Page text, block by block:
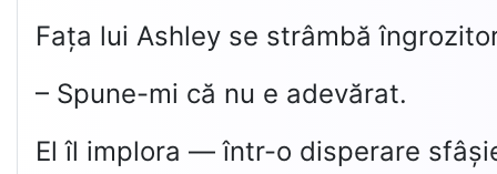
Fața lui Ashley se strâmbă
– Spune-mi că nu e adevărat.
El îl implora — într-o disperare